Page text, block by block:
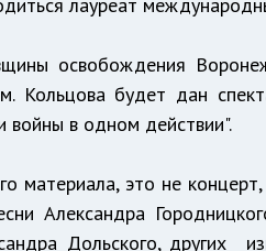
освобождения
Кольцова будет дан
войны в одном действии".
материала, это не
Александра
Дольского, других